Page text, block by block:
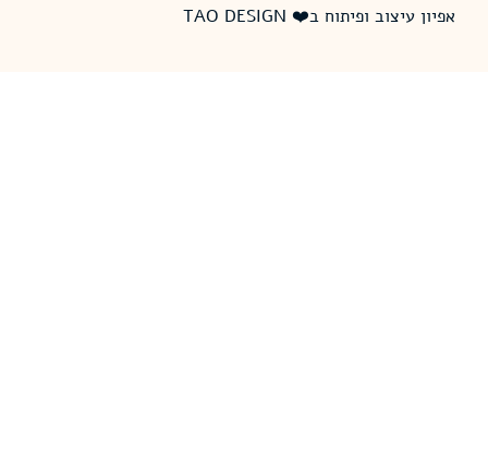
אפיון עיצוב ופיתוח ב❤️ TAO DESIGN